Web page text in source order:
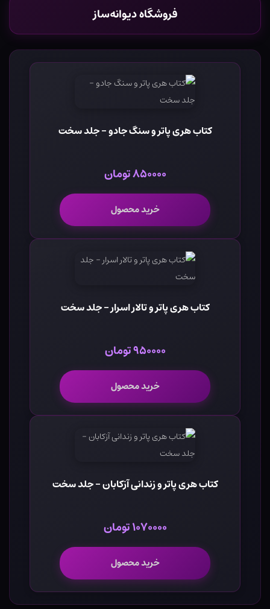
فروشگاه دیوانه‌ساز
کتاب هری پاتر و سنگ جادو - جلد سخت
۸۵۰۰۰۰ تومان
خرید محصول
کتاب هری پاتر و تالار اسرار - جلد سخت
۹۵۰۰۰۰ تومان
خرید محصول
کتاب هری پاتر و زندانی آزکابان - جلد سخت
۱۰۷۰۰۰۰ تومان
خرید محصول